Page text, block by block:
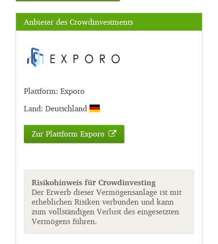
Anbieter des Crowdinvestments
Plattform: Exporo
Land: Deutschland
Zur Plattform Exporo
Risikohinweis für Crowdinvesting
Der Erwerb dieser Vermögensanlage ist mit
erheblichen Risiken verbunden und kann
zum vollständigen Verlust des eingesetzten
Vermögens führen.